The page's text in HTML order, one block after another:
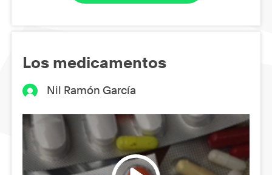
Los medicamentos
Nil Ramón García